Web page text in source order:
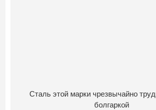
Сталь этой марки чрезвычайно
болгаркой